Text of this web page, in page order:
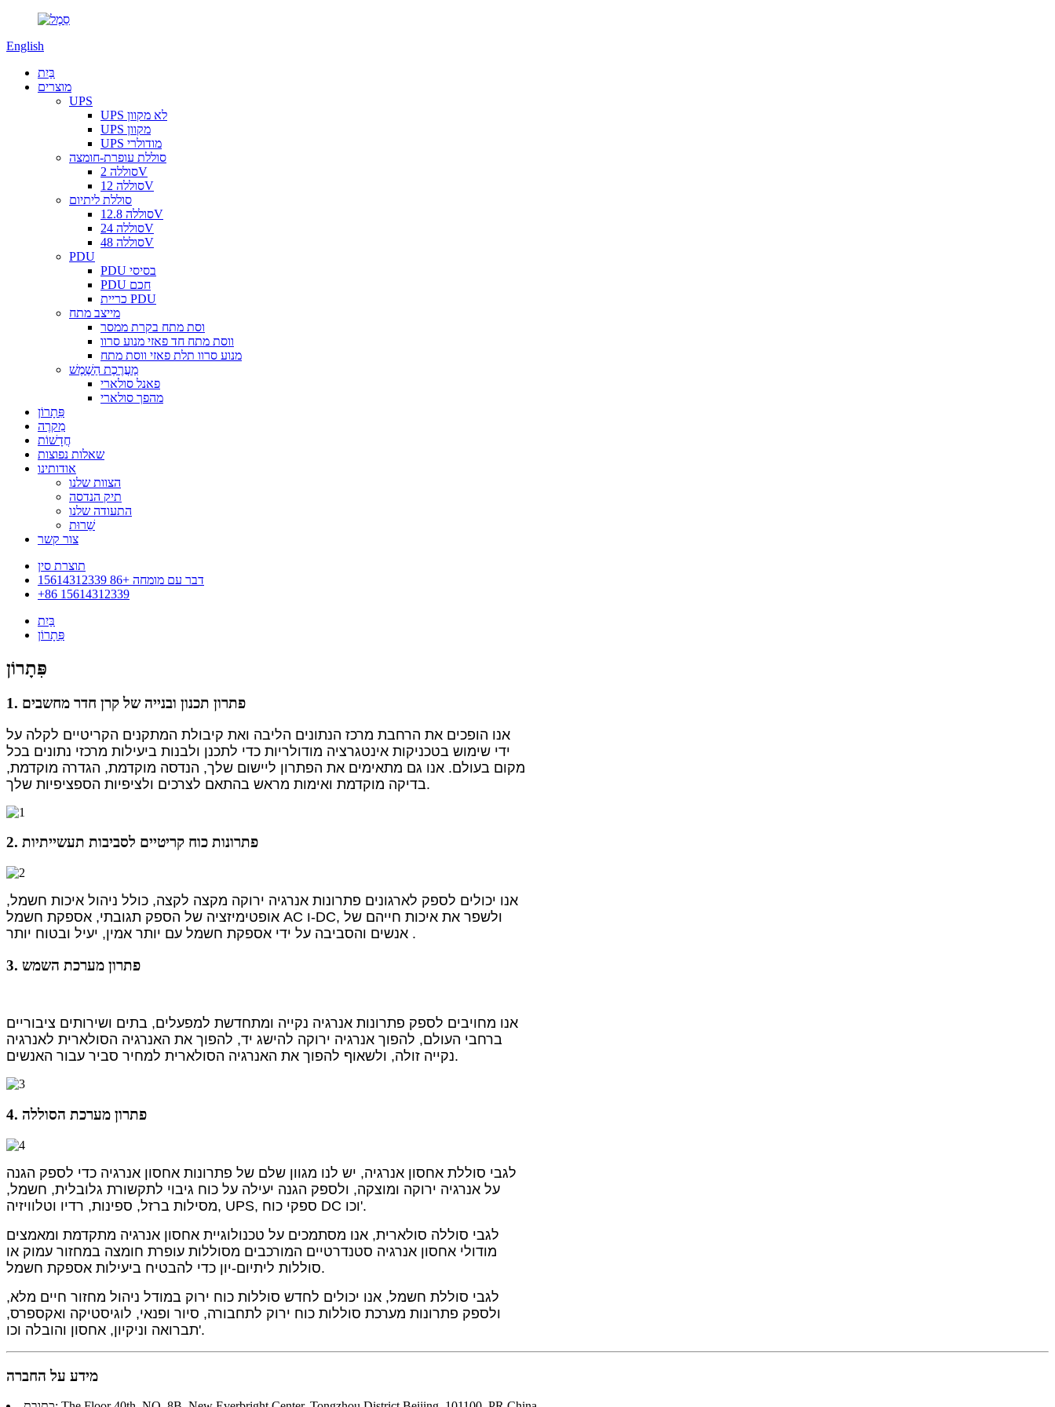
English
בַּיִת
מוצרים
UPS
UPS לא מקוון
UPS מקוון
UPS מודולרי
סוללת עופרת-חומצה
סוללה 2V
סוללה 12V
סוללת ליתיום
סוללה 12.8V
סוללה 24V
סוללה 48V
PDU
PDU בסיסי
PDU חכם
כריית PDU
מייצב מתח
וסת מתח בקרת ממסר
ווסת מתח חד פאזי מנוע סרוו
מנוע סרוו תלת פאזי ווסת מתח
מַעֲרֶכֶת הַשֶׁמֶשׁ
פאנל סולארי
מהפך סולארי
פִּתָרוֹן
מִקרֶה
חֲדָשׁוֹת
שאלות נפוצות
אודותינו
הצוות שלנו
תיק הנדסה
התעודה שלנו
שֵׁרוּת
צור קשר
תוצרת סין
דבר עם מומחה +86 15614312339
+86 15614312339
בַּיִת
פִּתָרוֹן
פִּתָרוֹן
1. פתרון תכנון ובנייה של קרן חדר מחשבים
אנו הופכים את הרחבת מרכז הנתונים הליבה ואת קיבולת המתקנים הקריטיים לקלה על
ידי שימוש בטכניקות אינטגרציה מודולריות כדי לתכנן ולבנות ביעילות מרכזי נתונים בכל
מקום בעולם. אנו גם מתאימים את הפתרון ליישום שלך, הנדסה מוקדמת, הגדרה מוקדמת,
בדיקה מוקדמת ואימות מראש בהתאם לצרכים ולציפיות הספציפיות שלך.
2. פתרונות כוח קריטיים לסביבות תעשייתיות
אנו יכולים לספק לארגונים פתרונות אנרגיה ירוקה מקצה לקצה, כולל ניהול איכות חשמל,
אופטימיזציה של הספק תגובתי, אספקת חשמל AC ו-DC, ולשפר את איכות חייהם של
אנשים והסביבה על ידי אספקת חשמל עם יותר אמין, יעיל ובטוח יותר .
3. פתרון מערכת השמש
אנו מחויבים לספק פתרונות אנרגיה נקייה ומתחדשת למפעלים, בתים ושירותים ציבוריים
ברחבי העולם, להפוך אנרגיה ירוקה להישג יד, להפוך את האנרגיה הסולארית לאנרגיה
נקייה זולה, ולשאוף להפוך את האנרגיה הסולארית למחיר סביר עבור האנשים.
4. פתרון מערכת הסוללה
לגבי סוללת אחסון אנרגיה, יש לנו מגוון שלם של פתרונות אחסון אנרגיה כדי לספק הגנה
על אנרגיה ירוקה ומוצקה, ולספק הגנה יעילה על כוח גיבוי לתקשורת גלובלית, חשמל,
מסילות ברזל, ספינות, רדיו וטלוויזיה, UPS, ספקי כוח DC וכו'.
לגבי סוללה סולארית, אנו מסתמכים על טכנולוגיית אחסון אנרגיה מתקדמת ומאמצים
מודולי אחסון אנרגיה סטנדרטיים המורכבים מסוללות עופרת חומצה במחזור עמוק או
סוללות ליתיום-יון כדי להבטיח ביעילות אספקת חשמל.
לגבי סוללת חשמל, אנו יכולים לחדש סוללות כוח ירוק במודל ניהול מחזור חיים מלא,
ולספק פתרונות מערכת סוללות כוח ירוק לתחבורה, סיור ופנאי, לוגיסטיקה ואקספרס,
תברואה וניקיון, אחסון והובלה וכו'.
מידע על החברה